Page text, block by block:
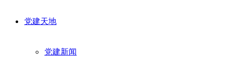
党建天地
党建新闻